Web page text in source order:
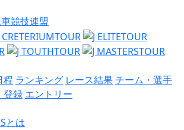
競技連盟
程 ランキング レース結果チーム・選手
登録 エントリー
とは